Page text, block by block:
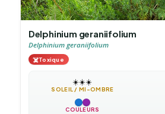
Delphinium geraniifolium
Delphinium geraniifolium
☠️Toxique
☀️☀️☀️
SOLEIL / MI-OMBRE
COULEURS